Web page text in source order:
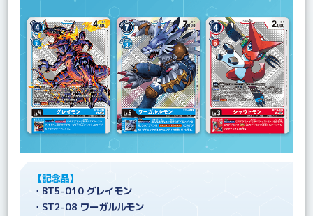
【記念品】
・BT5-010 グレイモン
・ST2-08 ワーガルルモン